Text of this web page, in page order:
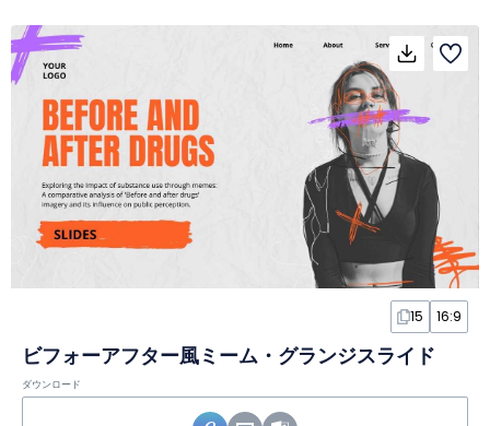
15 16:9
ビフォーアフター風ミーム・グランジスライド
ダウンロード